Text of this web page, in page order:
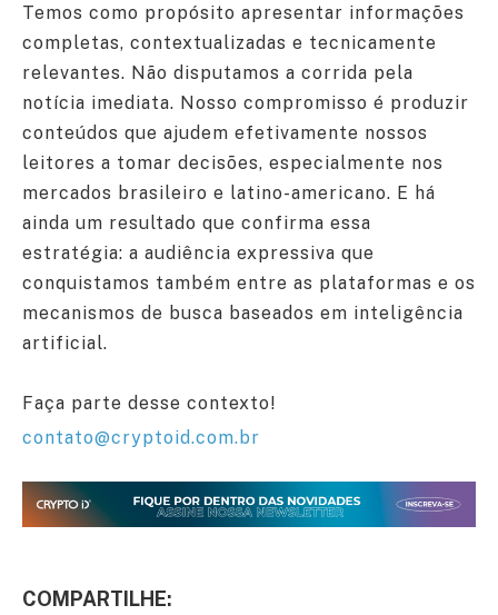
Temos como propósito apresentar informações
completas, contextualizadas e tecnicamente
relevantes. Não disputamos a corrida pela
notícia imediata. Nosso compromisso é produzir
conteúdos que ajudem efetivamente nossos
leitores a tomar decisões, especialmente nos
mercados brasileiro e latino-americano. E há
ainda um resultado que confirma essa
estratégia: a audiência expressiva que
conquistamos também entre as plataformas e os
mecanismos de busca baseados em inteligência
artificial.
Faça parte desse contexto!
contato@cryptoid.com.br
COMPARTILHE: